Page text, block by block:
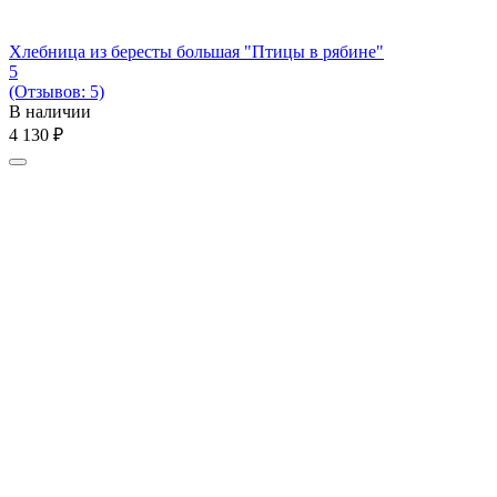
Хлебница из бересты большая "Птицы в рябине"
5
(Отзывов: 5)
В наличии
4 130 ₽